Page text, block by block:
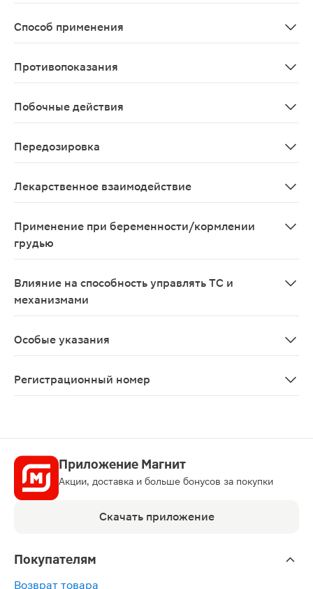
Способ применения
Противопоказания
Побочные действия
Передозировка
Лекарственное взаимодействие
Применение при беременности/кормлении
грудью
Влияние на способность управлять ТС и
механизмами
Особые указания
Регистрационный номер
Приложение Магнит
Акции, доставка и больше бонусов за покупки
Скачать приложение
Покупателям
Возврат товара